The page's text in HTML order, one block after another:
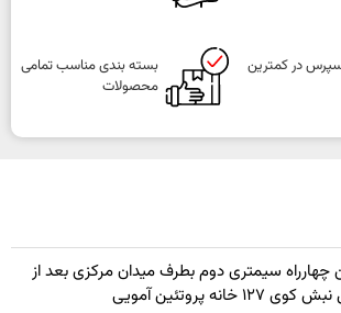
در کمترین
بسته بندی مناسب تمامی
محصولات
۲۲ بهمن چهارراه سیمتری دوم بطرف میدان مرکزی بعد از
پروتئین آمویی